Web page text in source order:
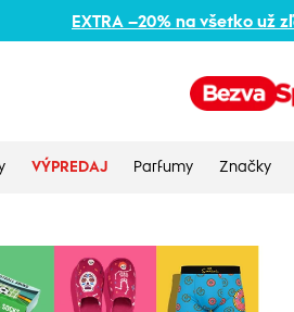
EXTRA –20% na všetko už
VÝPREDAJ Parfumy Značky